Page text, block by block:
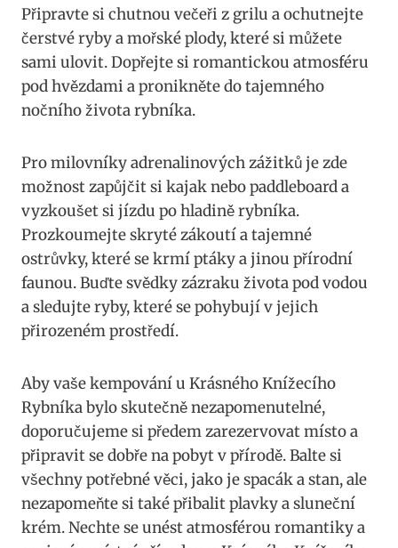
Připravte si chutnou večeři z grilu a ochutnejte
čerstvé ryby a mořské plody, které si můžete
sami ulovit. Dopřejte si romantickou atmosféru
pod hvězdami a pronikněte do tajemného
nočního života rybníka.
Pro milovníky adrenalinových zážitků je zde
možnost zapůjčit si kajak nebo paddleboard a
vyzkoušet si jízdu po hladině rybníka.
Prozkoumejte skryté zákoutí a tajemné
ostrůvky, které se krmí ptáky a jinou přírodní
faunou. Buďte svědky zázraku života pod vodou
a sledujte ryby, které se pohybují v jejich
přirozeném prostředí.
Aby vaše kempování u Krásného Knížecího
Rybníka bylo skutečně nezapomenutelné,
doporučujeme si předem zarezervovat místo a
připravit se dobře na pobyt v přírodě. Balte si
všechny potřebné věci, jako je spacák a stan, ale
nezapomeňte si také přibalit plavky a sluneční
krém. Nechte se unést atmosférou romantiky a